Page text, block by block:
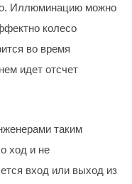
Иллюминацию можно
колесо
во время
идет отсчет
таким
ход и не
вход или выход из